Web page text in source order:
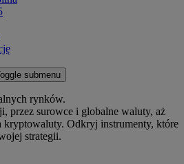
submenu
rynków.
przez surowce i globalne waluty, aż
Odkryj instrumenty, które
strategii.